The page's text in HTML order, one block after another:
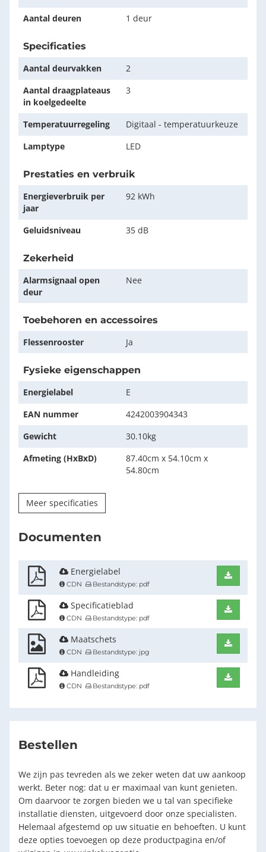
Aantal deuren
1 deur
Specificaties
Aantal deurvakken
2
Aantal draagplateaus
in koelgedeelte
3
Temperatuurregeling
Digitaal - temperatuurkeuze
Lamptype
LED
Prestaties en verbruik
Energieverbruik per
jaar
92 kWh
Geluidsniveau 35 dB
Zekerheid
Alarmsignaal open
deur
Nee
Toebehoren en accessoires
Flessenrooster
Ja
Fysieke eigenschappen
Energielabel
E
EAN nummer
4242003904343
Gewicht
30.10kg
Afmeting (HxBxD)
87.40cm x 54.10cm x
54.80cm
Meer specificaties
Documenten
Energielabel
CDN Bestandstype: pdf
Specificatieblad
CDN Bestandstype: pdf
Maatschets
CDN Bestandstype: jpg
Handleiding
CDN Bestandstype: pdf
Bestellen
We zijn pas tevreden als we zeker weten dat uw aankoop
werkt. Beter nog: dat u er maximaal van kunt genieten.
Om daarvoor te zorgen bieden we u tal van specifieke
installatie diensten, uitgevoerd door onze specialisten.
Helemaal afgestemd op uw situatie en behoeften. U kunt
deze opties toevoegen op deze productpagina en/of